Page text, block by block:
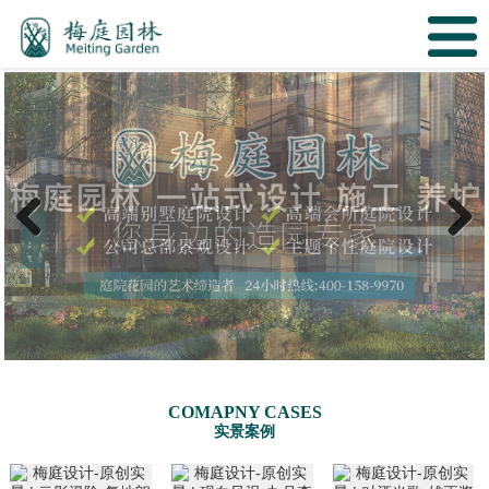
Previous Next
COMAPNY CASES
实景案例